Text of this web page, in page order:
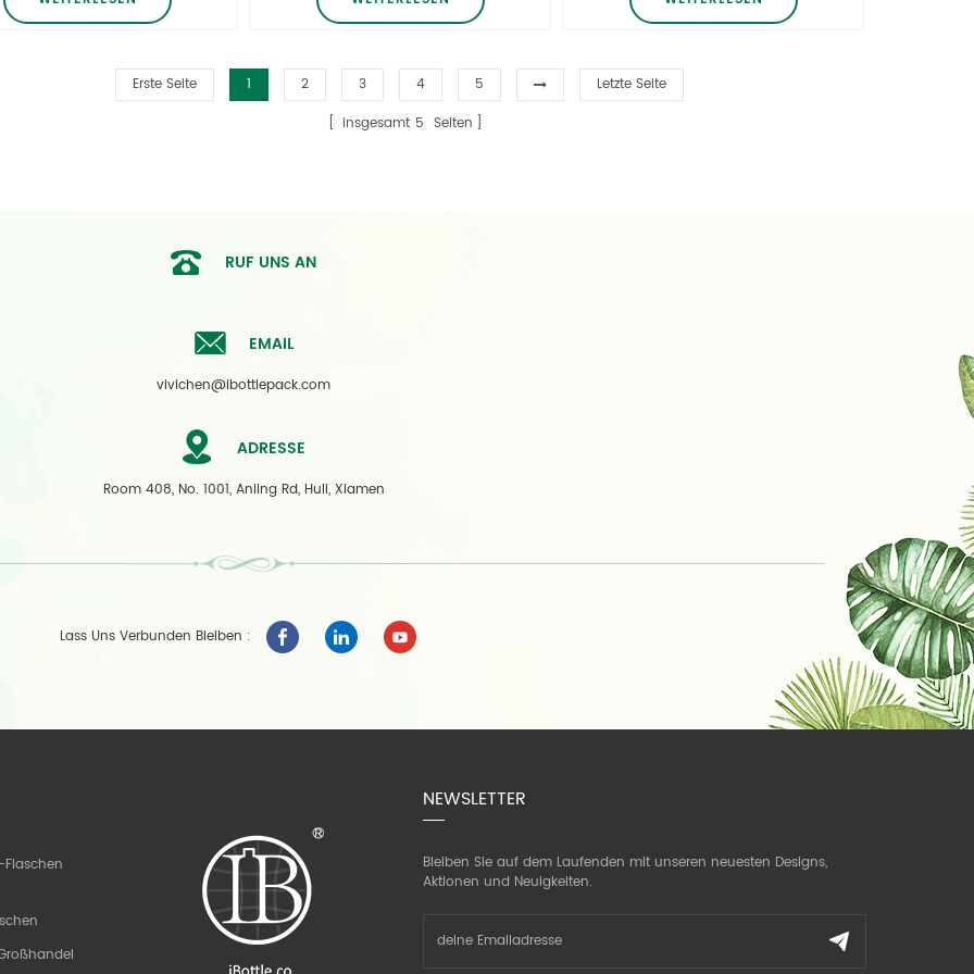
benutzerdefinierte Flaschen und
Gläser Schimmel kostenlos
Erste Seite 1 2 3 4 5
Letzte Seite
insgesamt 5 Seiten
RUF UNS AN
EMAIL
vivichen@ibottlepack.com
ADRESSE
Room 408, No. 1001, Anling Rd, Huli, Xiamen
Lass Uns Verbunden Bleiben :
NEWSLETTER
Bleiben Sie auf dem Laufenden mit unseren neuesten Designs,
Aktionen und Neuigkeiten.